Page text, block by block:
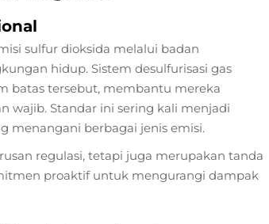
sulfur dioksida melalui badan
hidup. Sistem desulfurisasi gas
batas tersebut, membantu mereka
wajib. Standar ini sering kali menjadi
menangani berbagai jenis emisi.
regulasi, tetapi juga merupakan tanda
proaktif untuk mengurangi dampak